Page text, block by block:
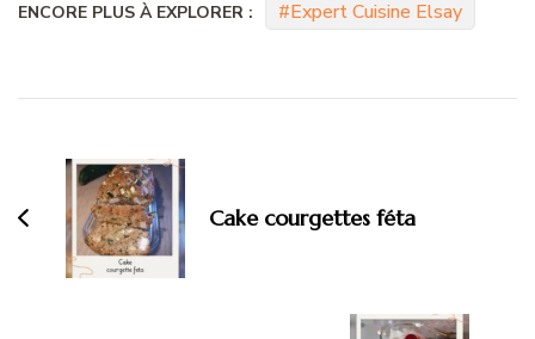
ENCORE PLUS À EXPLORER : Expert Cuisine Elsay
d'article
Cake courgettes féta